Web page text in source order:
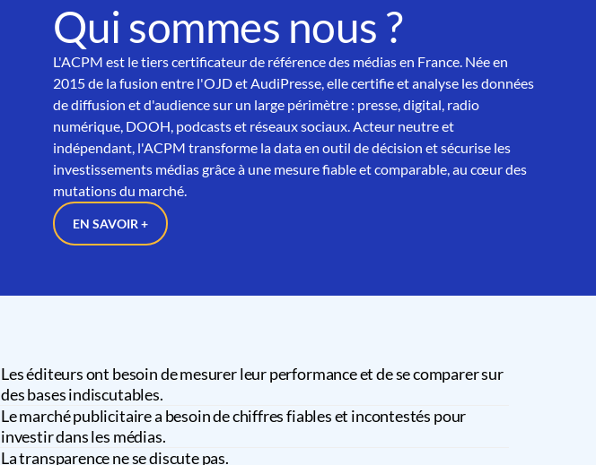
Qui sommes nous ?
L'ACPM est le tiers certificateur de référence des médias en France. Née en
2015 de la fusion entre l'OJD et AudiPresse, elle certifie et analyse les données
de diffusion et d'audience sur un large périmètre : presse, digital, radio
numérique, DOOH, podcasts et réseaux sociaux. Acteur neutre et
indépendant, l'ACPM transforme la data en outil de décision et sécurise les
investissements médias grâce à une mesure fiable et comparable, au cœur des
mutations du marché.
EN SAVOIR +
Les éditeurs ont besoin de mesurer leur performance et de se comparer sur
des bases indiscutables.
Le marché publicitaire a besoin de chiffres fiables et incontestés pour
investir dans les médias.
La transparence ne se discute pas.